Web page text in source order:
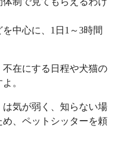
中心に、1日1～3時間
在にする日程や犬猫の
。
気が弱く、知らない場
、ペットシッターを頼